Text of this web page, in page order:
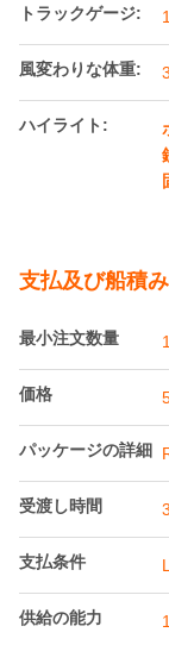
トラックゲージ:
風変わりな体重:
ハイライト:
支払及び船積
最小注文数量
価格
パッケージの詳細
受渡し時間
支払条件
供給の能力